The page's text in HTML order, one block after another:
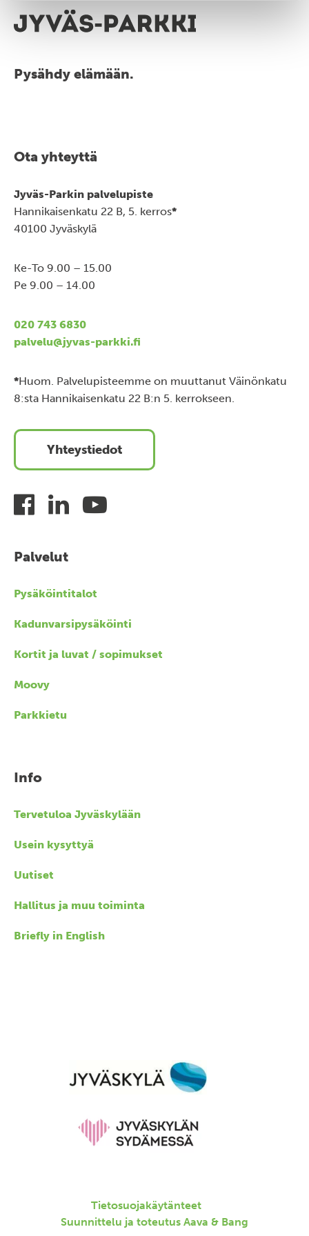
Pysähdy elämään.
Ota yhteyttä
Jyväs-Parkin palvelupiste
Hannikaisenkatu 22 B, 5. kerros*
40100 Jyväskylä
Ke-To 9.00 – 15.00
Pe 9.00 – 14.00
020 743 6830
palvelu@jyvas-parkki.fi
*Huom. Palvelupisteemme on muuttanut Väinönkatu
8:sta Hannikaisenkatu 22 B:n 5. kerrokseen.
Yhteystiedot
Palvelut
Pysäköintitalot
Kadunvarsipysäköinti
Kortit ja luvat / sopimukset
Moovy
Parkkietu
Info
Tervetuloa Jyväskylään
Usein kysyttyä
Uutiset
Hallitus ja muu toiminta
Briefly in English
Tietosuojakäytänteet
Suunnittelu ja toteutus Aava & Bang